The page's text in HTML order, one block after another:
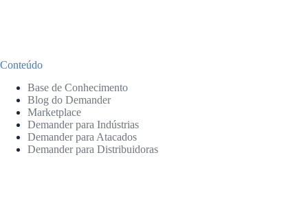
Conteúdo
Base de Conhecimento
Blog do Demander
Marketplace
Demander para Indústrias
Demander para Atacados
Demander para Distribuidoras